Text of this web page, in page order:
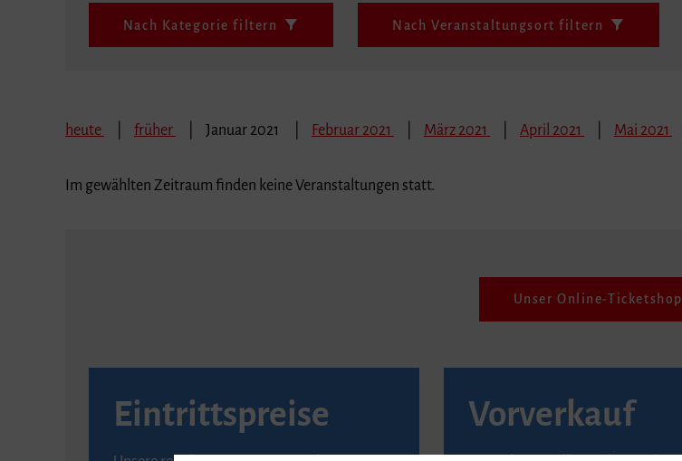
Nach Kategorie filtern Nach Veranstaltungsort filtern
heute früher Januar 2021 Februar 2021 März 2021 April 2021 Mai 2021
Im gewählten Zeitraum finden keine Veranstaltungen statt.
Unser Online-Ticketshop
Eintrittspreise Vorverkauf